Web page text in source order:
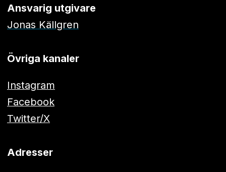
Ansvarig utgivare
Jonas Källgren
Övriga kanaler
Instagram
Facebook
Twitter/X
Adresser